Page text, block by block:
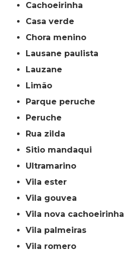
cachoeirinha
casa verde
chora menino
lausane paulista
lauzane
limão
parque peruche
peruche
rua zilda
sitio mandaqui
ultramarino
vila ester
vila gouvea
vila nova cachoeirinha
vila palmeiras
vila romero